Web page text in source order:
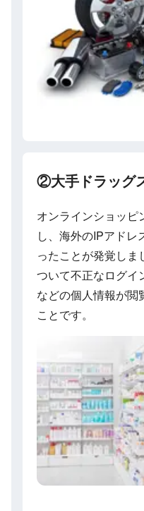
②大手ドラッグ
オンラインショッピ
し、海外のIPアドレ
ったことが発覚し
ついて不正なログイ
などの個人情報が閲
ことです。